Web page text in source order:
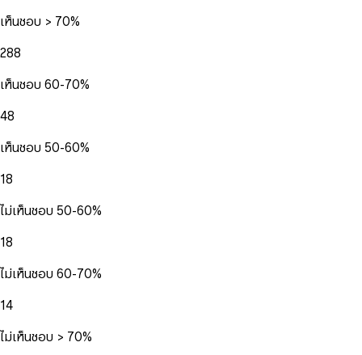
เห็นชอบ > 70%
288
เห็นชอบ 60-70%
48
เห็นชอบ 50-60%
18
ไม่เห็นชอบ 50-60%
18
ไม่เห็นชอบ 60-70%
14
ไม่เห็นชอบ > 70%